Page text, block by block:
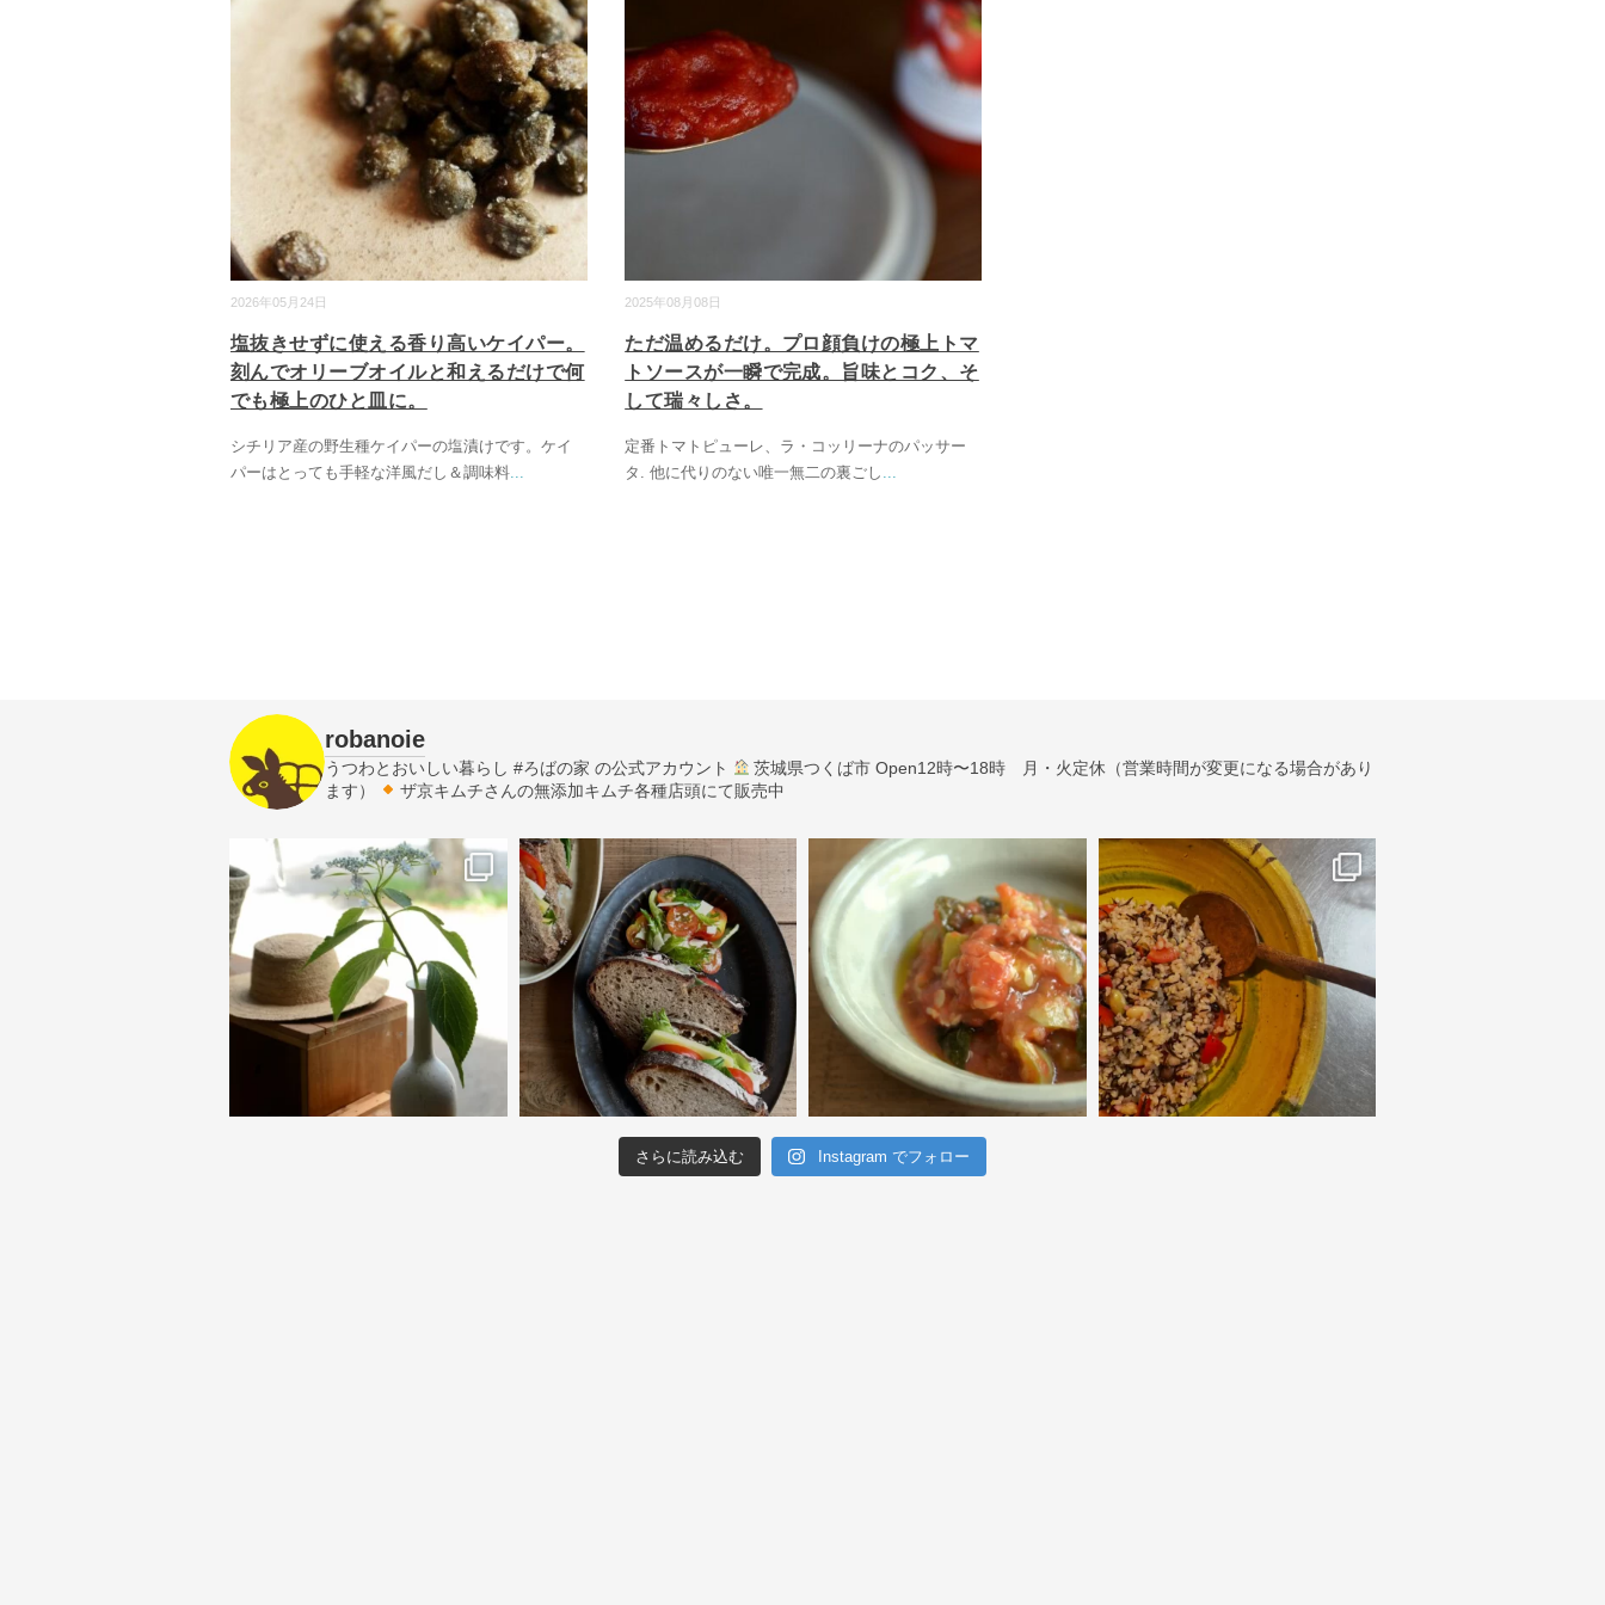
2026年05月24日
塩抜きせずに使える香り高いケイパー。
刻んでオリーブオイルと和えるだけで何
でも極上のひと皿に。
シチリア産の野生種ケイパーの塩漬けです。ケイ
パーはとっても手軽な洋風だし＆調味料...
2025年08月08日
ただ温めるだけ。プロ顔負けの極上トマ
トソースが一瞬で完成。旨味とコク、そ
して瑞々しさ。
定番トマトピューレ、ラ・コッリーナのパッサー
タ. 他に代りのない唯一無二の裏ごし
robanoie
うつわとおいしい暮らし #ろばの家 の公式アカウント 茨城県つくば市 Open12時〜18時 月・火定休（営業時間が変更になる場合があり
ます）
ザ京キムチさんの無添加キムチ各種店頭にて販売中
さらに読み込む Instagram でフォロー